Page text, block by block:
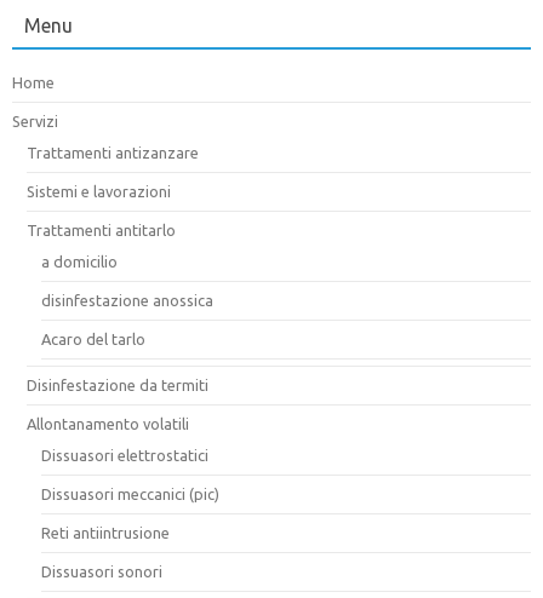
Menu
Home
Servizi
Trattamenti antizanzare
Sistemi e lavorazioni
Trattamenti antitarlo
a domicilio
disinfestazione anossica
Acaro del tarlo
Disinfestazione da termiti
Allontanamento volatili
Dissuasori elettrostatici
Dissuasori meccanici (pic)
Reti antiintrusione
Dissuasori sonori